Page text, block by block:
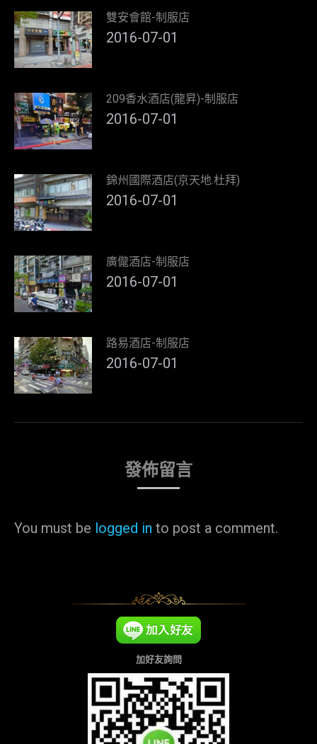
雙安會館-制服店
2016-07-01
209香水酒店(龍昇)-制服店
2016-07-01
錦州國際酒店(京天地.杜拜)
2016-07-01
廣儱酒店-制服店
2016-07-01
路易酒店-制服店
2016-07-01
發佈留言
You must be logged in to post a comment.
加好友詢問